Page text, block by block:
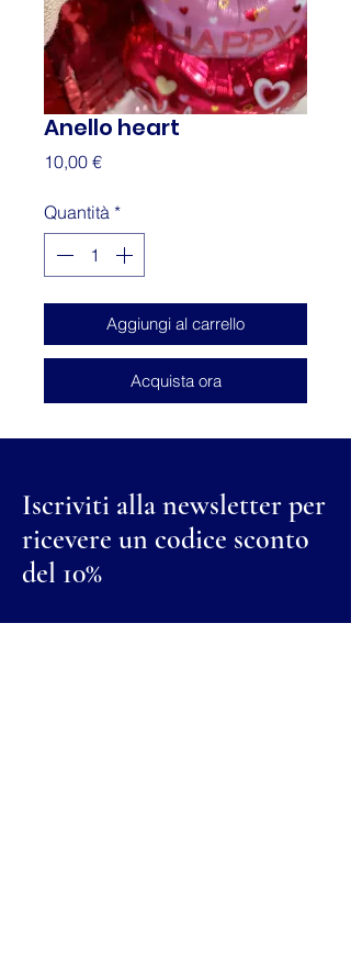
Anello heart
10,00 €Prezzo
Quantità *
Aggiungi al carrello
Acquista ora
Iscriviti alla newsletter per
ricevere un codice sconto
del 10%